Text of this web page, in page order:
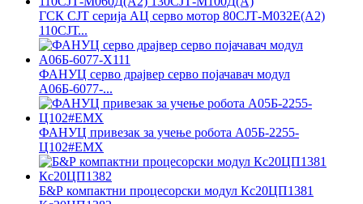
ГСК СЈТ серија АЦ серво мотор 80СЈТ-М032Е(А2)
110СЈТ...
ФАНУЦ серво драјвер серво појачавач модул
А06Б-6077-...
ФАНУЦ привезак за учење робота А05Б-2255-
Ц102#ЕМХ
Б&Р компактни процесорски модул Кс20ЦП1381